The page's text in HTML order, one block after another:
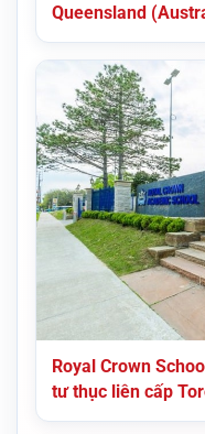
Queensland
Royal Crown
tư thục liên cấp